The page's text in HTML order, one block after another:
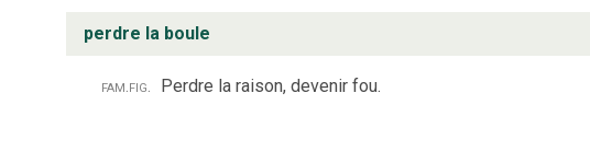
perdre la boule
fam.fig. Perdre la raison, devenir fou.